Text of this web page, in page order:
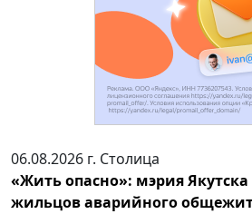
06.08.2026 г. Столица
«Жить опасно»: мэрия
жильцов аварийного